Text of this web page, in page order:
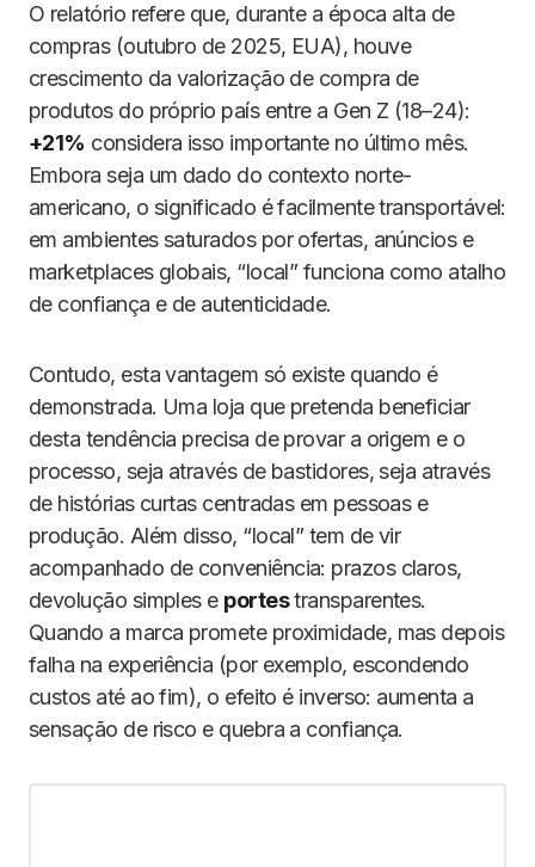
O relatório refere que, durante a época alta de
compras (outubro de 2025, EUA), houve
crescimento da valorização de compra de
produtos do próprio país entre a Gen Z (18–24):
+21% considera isso importante no último mês.
Embora seja um dado do contexto norte-
americano, o significado é facilmente transportável:
em ambientes saturados por ofertas, anúncios e
marketplaces globais, “local” funciona como atalho
de confiança e de autenticidade.
Contudo, esta vantagem só existe quando é
demonstrada. Uma loja que pretenda beneficiar
desta tendência precisa de provar a origem e o
processo, seja através de bastidores, seja através
de histórias curtas centradas em pessoas e
produção. Além disso, “local” tem de vir
acompanhado de conveniência: prazos claros,
devolução simples e portestransparentes.
Quando a marca promete proximidade, mas depois
falha na experiência (por exemplo, escondendo
custos até ao fim), o efeito é inverso: aumenta a
sensação de risco e quebra a confiança.